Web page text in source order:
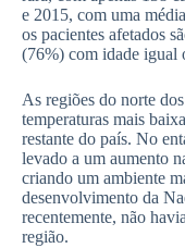
e 2015, com uma
os pacientes afetados
(76%) com idade igual
As regiões do norte
temperaturas mais
restante do país. No
levado a um aumento
criando um ambiente
desenvolvimento da
recentemente, não
região.